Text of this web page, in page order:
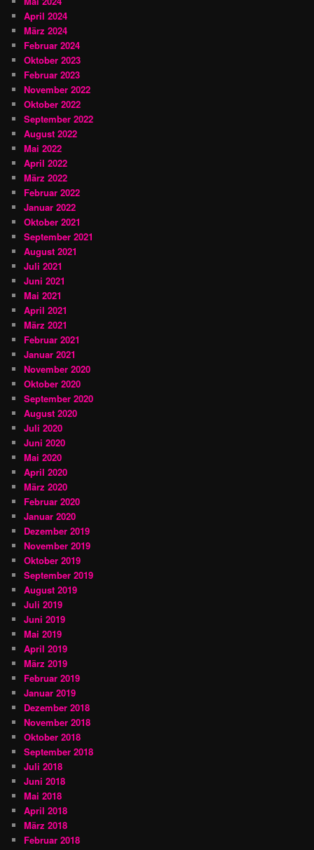
April 2024
März 2024
Februar 2024
Oktober 2023
Februar 2023
November 2022
Oktober 2022
September 2022
August 2022
Mai 2022
April 2022
März 2022
Februar 2022
Januar 2022
Oktober 2021
September 2021
August 2021
Juli 2021
Juni 2021
Mai 2021
April 2021
März 2021
Februar 2021
Januar 2021
November 2020
Oktober 2020
September 2020
August 2020
Juli 2020
Juni 2020
Mai 2020
April 2020
März 2020
Februar 2020
Januar 2020
Dezember 2019
November 2019
Oktober 2019
September 2019
August 2019
Juli 2019
Juni 2019
Mai 2019
April 2019
März 2019
Februar 2019
Januar 2019
Dezember 2018
November 2018
Oktober 2018
September 2018
Juli 2018
Juni 2018
Mai 2018
April 2018
März 2018
Februar 2018